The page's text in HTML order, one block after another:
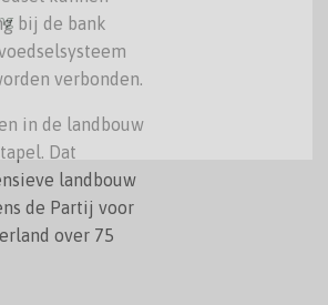
bij de bank
verbonden.
in de landbouw
Dat
landbouw
de Partij voor
over 75